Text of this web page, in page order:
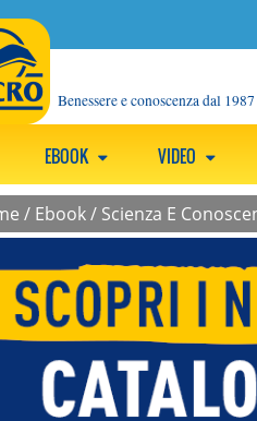
Benessere e conoscenza dal 1987
EBOOK VIDEO
/ Ebook/ Scienza E